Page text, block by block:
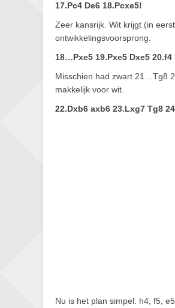
17.Pc4 De6 18.Pcxe5!
Zeer kansrijk. Wit krijgt (in
ontwikkelingsvoorsprong.
18…Pxe5 19.Pxe5 Dxe5 20.f4
Misschien had zwart 21…Tg8
makkelijk voor wit.
22.Dxb6 axb6 23.Lxg7 Tg8
Nu is het plan simpel: h4, f5,